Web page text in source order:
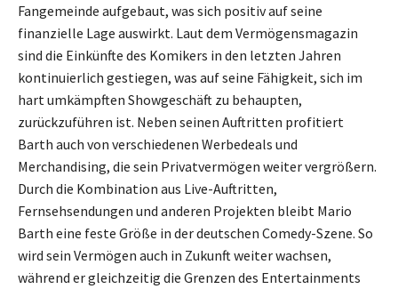
Fangemeinde aufgebaut, was sich positiv auf seine
finanzielle Lage auswirkt. Laut dem Vermögensmagazin
sind die Einkünfte des Komikers in den letzten Jahren
kontinuierlich gestiegen, was auf seine Fähigkeit, sich im
hart umkämpften Showgeschäft zu behaupten,
zurückzuführen ist. Neben seinen Auftritten profitiert
Barth auch von verschiedenen Werbedeals und
Merchandising, die sein Privatvermögen weiter vergrößern.
Durch die Kombination aus Live-Auftritten,
Fernsehsendungen und anderen Projekten bleibt Mario
Barth eine feste Größe in der deutschen Comedy-Szene. So
wird sein Vermögen auch in Zukunft weiter wachsen,
während er gleichzeitig die Grenzen des Entertainments